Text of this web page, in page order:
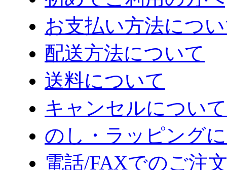
お支払い方法につ
配送方法について
送料について
キャンセルについて
のし・ラッピング
電話/FAXでのご注